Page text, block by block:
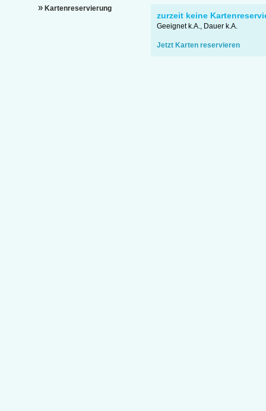
» Kartenreservierung
zurzeit keine
Geeignet k.A., Dauer k.A.
Jetzt Karten reservieren